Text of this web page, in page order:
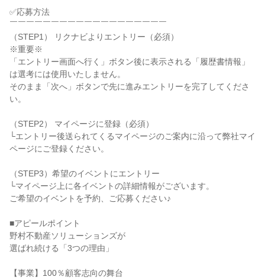
✅応募方法
￣￣￣￣￣￣￣￣￣￣￣￣￣￣￣￣￣￣￣
（STEP1） リクナビよりエントリー（必須）
※重要※
「エントリー画面へ行く」ボタン後に表示される「履歴書情報」
は選考には使用いたしません。
そのまま「次へ」ボタンで先に進みエントリーを完了してくださ
い。
（STEP2） マイページに登録（必須）
└エントリー後送られてくるマイページのご案内に沿って弊社マイ
ページにご登録ください。
（STEP3）希望のイベントにエントリー
└マイページ上に各イベントの詳細情報がございます。
ご希望のイベントを予約、ご応募ください♪
■アピールポイント
野村不動産ソリューションズが
選ばれ続ける「3つの理由」
【事業】100％顧客志向の舞台